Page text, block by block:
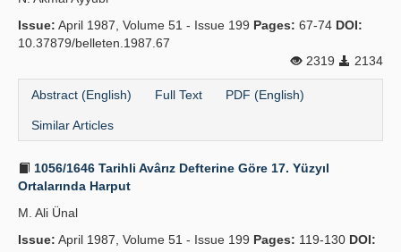
Issue: April 1987, Volume 51 - Issue 199 Pages: 67-74 DOI:
10.37879/belleten.1987.67
2319
2134
Abstract (English) Full Text PDF (English)
Similar Articles
1056/1646 Tarihli Avârız Defterine Göre 17. Yüzyıl
Ortalarında Harput
M. Ali Ünal
Issue: April 1987, Volume 51 - Issue 199 Pages: 119-130 DOI: